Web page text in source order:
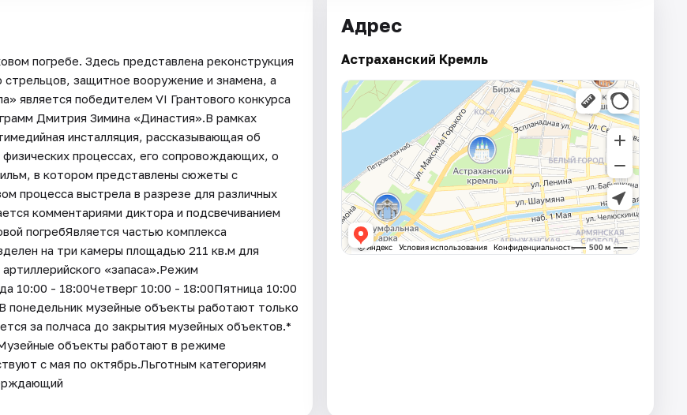
погребе. Здесь представлена реконструкция
защитное вооружение и знамена, а
является победителем VI Грантового конкурса
Дмитрия Зимина «Династия».В рамках
инсталляция, рассказывающая об
процессах, его сопровождающих, о
в котором представлены сюжеты с
процесса выстрела в разрезе для различных
комментариями диктора и подсвечиванием
погребЯвляется частью комплекса
на три камеры площадью 211 кв.м для
«запаса».Режим
10:00 - 18:00Четверг 10:00 - 18:00Пятница 10:00
музейные объекты работают только
за полчаса до закрытия музейных объектов.*
объекты работают в режиме
с мая по октябрь.Льготным категориям
Адрес
Астраханский Кремль